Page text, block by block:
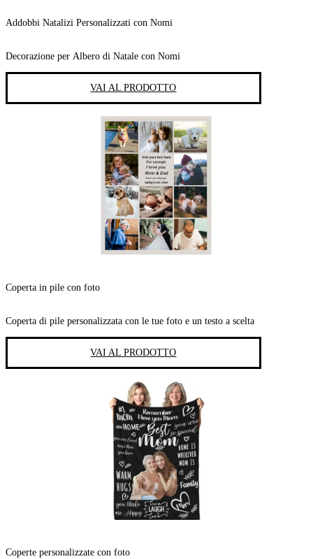
Addobbi Natalizi Personalizzati con Nomi
Decorazione per Albero di Natale con Nomi
VAI AL PRODOTTO
Coperta in pile con foto
Coperta di pile personalizzata con le tue foto e un testo a scelta
VAI AL PRODOTTO
Coperte personalizzate con foto